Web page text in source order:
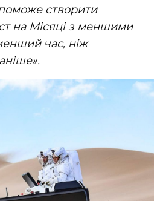
створити
на Місяці з меншими
час, ніж